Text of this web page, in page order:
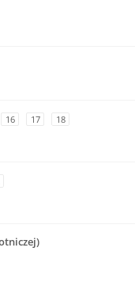
16 17 18